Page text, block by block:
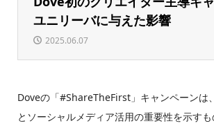
ユニリーバに与えた影響
2025.06.07
Doveの「#ShareTheFirst」キャンペーンは
とソーシャルメディア活用の重要性を示す